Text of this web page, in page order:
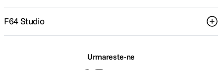
Mod alimentare
Alimentator CA-PS700
F64 Studio
Urmareste-ne